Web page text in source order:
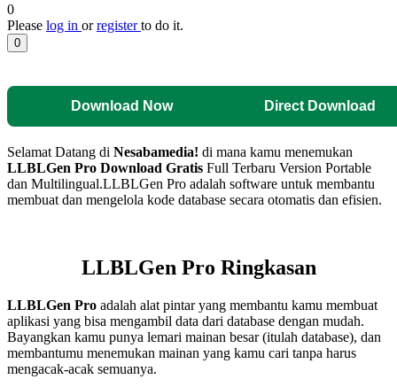
0
Please log in orregisterto do it.
0
Download Now Direct Download
Selamat Datang di Nesabamedia! di mana kamu menemukan
LLBLGen Pro Download Gratis Full Terbaru Version Portable
dan Multilingual.LLBLGen Pro adalah software untuk membantu
membuat dan mengelola kode database secara otomatis dan efisien.
LLBLGen Pro Ringkasan
LLBLGen Pro adalah alat pintar yang membantu kamu membuat
aplikasi yang bisa mengambil data dari database dengan mudah.
Bayangkan kamu punya lemari mainan besar (itulah database), dan
membantumu menemukan mainan yang kamu cari tanpa harus
mengacak-acak semuanya.